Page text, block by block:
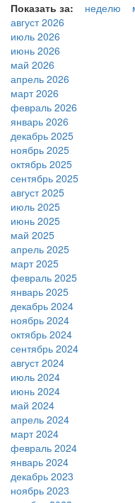
Показать за: неделю
август 2026
июль 2026
июнь 2026
май 2026
апрель 2026
март 2026
февраль 2026
январь 2026
декабрь 2025
ноябрь 2025
октябрь 2025
сентябрь 2025
август 2025
июль 2025
июнь 2025
май 2025
апрель 2025
март 2025
февраль 2025
январь 2025
декабрь 2024
ноябрь 2024
октябрь 2024
сентябрь 2024
август 2024
июль 2024
июнь 2024
май 2024
апрель 2024
март 2024
февраль 2024
январь 2024
декабрь 2023
ноябрь 2023